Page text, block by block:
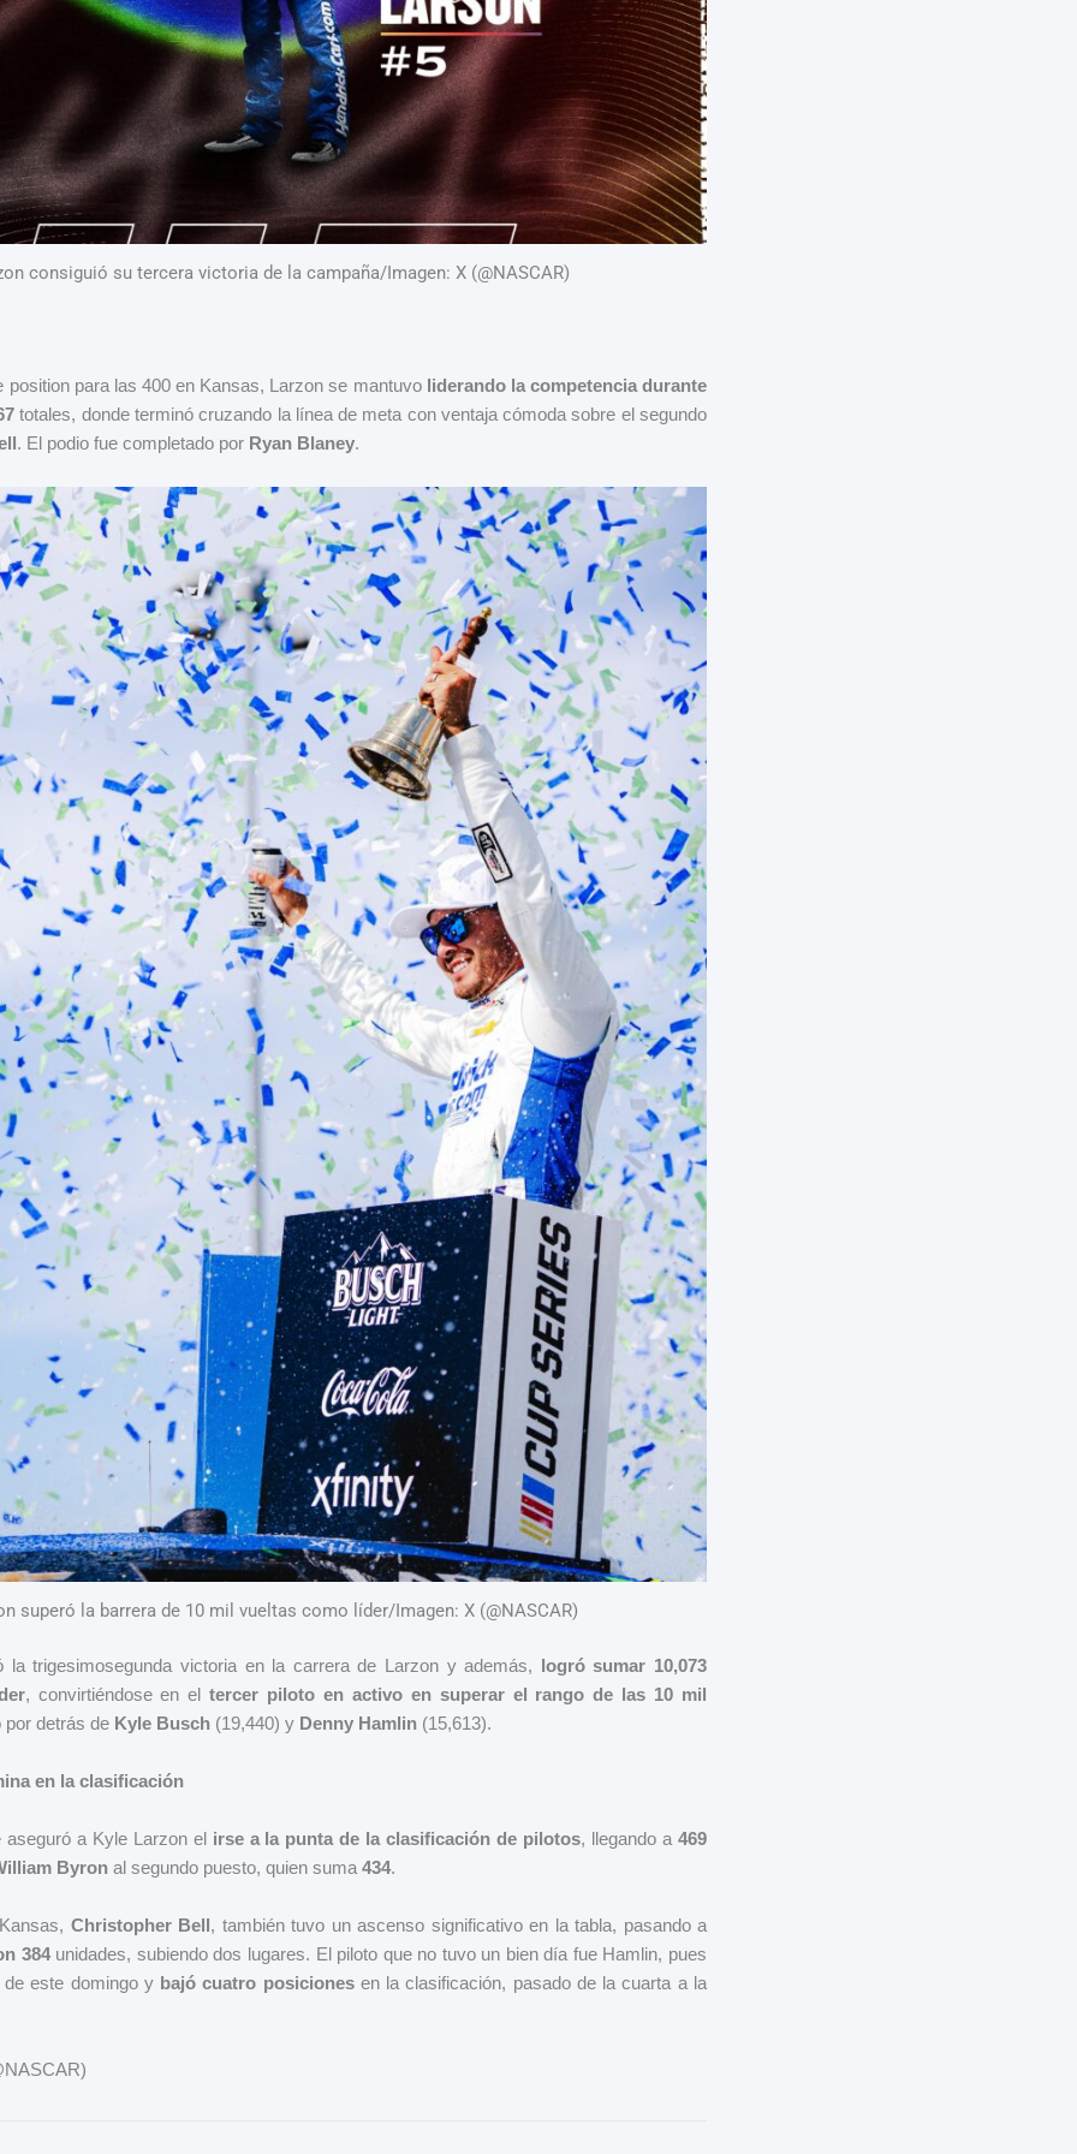
consiguió su tercera victoria de la campaña/Imagen: X (@NASCAR)
position para las 400 en Kansas, Larzon se mantuvo liderando la competencia durante
totales, donde terminó cruzando la línea de meta con ventaja cómoda sobre el segundo
. El podio fue completado por Ryan Blaney.
superó la barrera de 10 mil vueltas como líder/Imagen: X (@NASCAR)
la trigesimosegunda victoria en la carrera de Larzon y además, logró sumar 10,073
, convirtiéndose en eltercer piloto en activo en superar el rango de las 10 mil
por detrás de Kyle Busch (19,440) y Denny Hamlin (15,613).
en la clasificación
a Kyle Larzon el irse a la punta de la clasificación de pilotos, llegando a469
Byron al segundo puesto, quien suma 434.
Christopher Bell, también tuvo un ascenso significativo en la tabla, pasando a
384unidades, subiendo dos lugares. El piloto que no tuvo un bien día fue Hamlin, pues
este domingo ybajó cuatro posicionesen la clasificación, pasado de la cuarta a la